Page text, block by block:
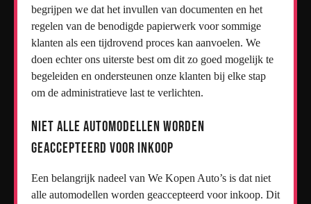
begrijpen we dat het invullen van documenten en het
regelen van de benodigde papierwerk voor sommige
klanten als een tijdrovend proces kan aanvoelen. We
doen echter ons uiterste best om dit zo goed mogelijk te
begeleiden en ondersteunen onze klanten bij elke stap
om de administratieve last te verlichten.
Niet alle automodellen worden
geaccepteerd voor inkoop
Een belangrijk nadeel van We Kopen Auto’s is dat niet
alle automodellen worden geaccepteerd voor inkoop. Dit